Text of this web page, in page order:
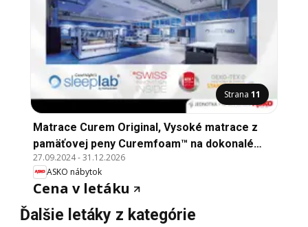
Strana 11
Matrace Curem Original, Vysoké matrace z
pamäťovej peny Curemfoam™ na dokonalé
odľačnenie tela. Vyvinuté a testované vo
Švajčiarsku, vyrobené v Česku podľa
původného švajčiarskeho receptu. Odtiaľa
názov radu matracov Curem „Original“.
27.09.2024-31.12.2026
ASKO nábytok
Cena v letáku
Ďalšie letáky z kategórie